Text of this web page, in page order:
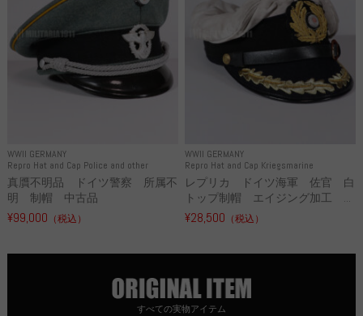
WWII GERMANY
Repro Hat and Cap Police and other
真贋不明品 ドイツ警察 所属不
明 制帽 中古品
¥99,000 （税込）
WWII GERMANY
Repro Hat and Cap Kriegsmarine
レプリカ ドイツ海軍 佐官 白
トップ制帽 エイジング加工 ...
¥28,500 （税込）
すべての実物アイテム